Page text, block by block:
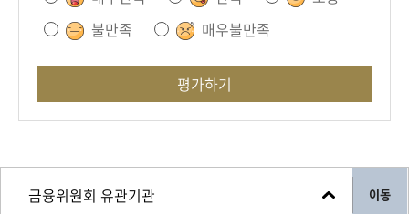
불만족
매우불만족
평가하기
이동